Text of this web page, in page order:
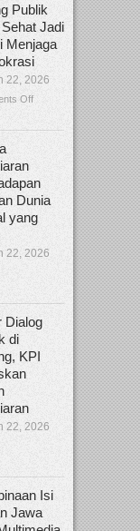
Publik
Jadi
Menjaga
22, 2026
Off
Dunia
yang
22, 2026
Dialog
di
KPI
22, 2026
Isi
Jawa